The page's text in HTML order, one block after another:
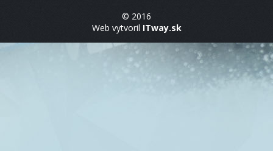
© 2016
Web vytvoril ITway.sk